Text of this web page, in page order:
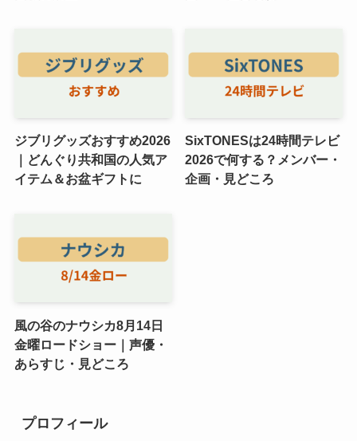
ジブリグッズおすすめ2026
｜どんぐり共和国の人気ア
イテム＆お盆ギフトに
SixTONESは24時間テレビ
2026で何する？メンバー・
企画・見どころ
風の谷のナウシカ8月14日
金曜ロードショー｜声優・
あらすじ・見どころ
プロフィール